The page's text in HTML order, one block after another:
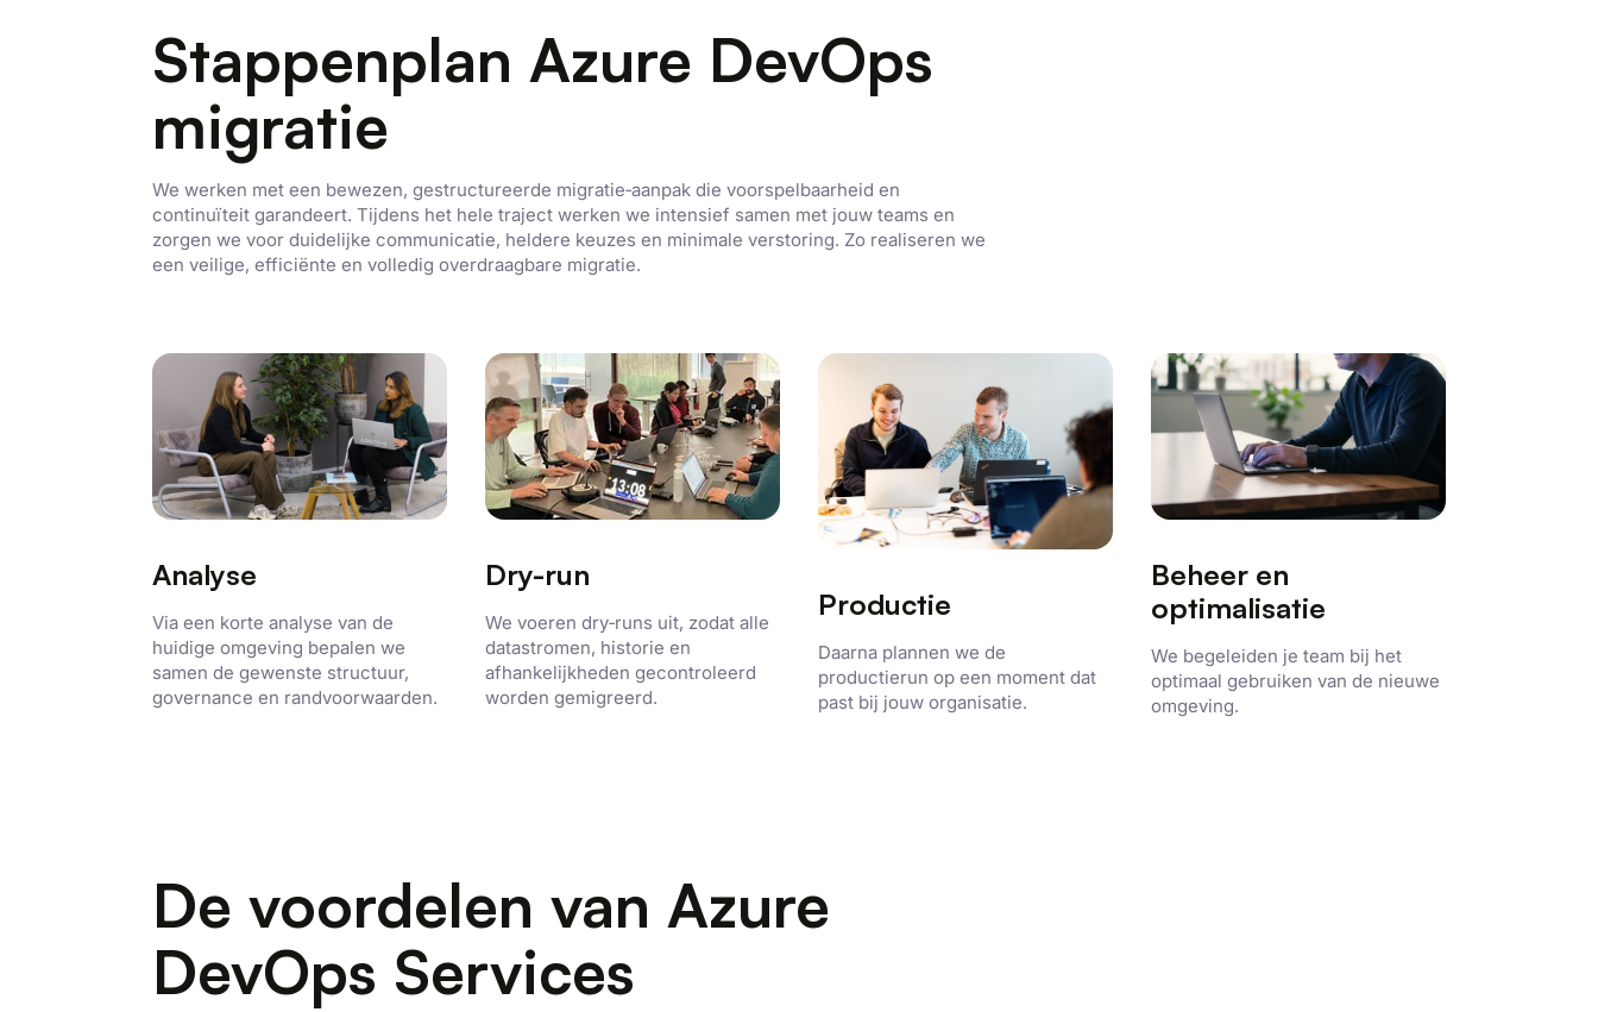
Stappenplan Azure DevOps
migratie
We werken met een bewezen, gestructureerde migratie‑aanpak die voorspelbaarheid en
continuïteit garandeert. Tijdens het hele traject werken we intensief samen met jouw teams en
zorgen we voor duidelijke communicatie, heldere keuzes en minimale verstoring. Zo realiseren we
een veilige, efficiënte en volledig overdraagbare migratie.
Analyse
Via een korte analyse van de
huidige omgeving bepalen we
samen de gewenste structuur,
governance en randvoorwaarden.
Dry-run
We voeren dry‑runs uit, zodat alle
datastromen, historie en
afhankelijkheden gecontroleerd
worden gemigreerd.
Productie
Daarna plannen we de
productierun op een moment dat
past bij jouw organisatie.
Beheer en
optimalisatie
We begeleiden je team bij het
optimaal gebruiken van de nieuwe
omgeving.
De voordelen van Azure
DevOps Services